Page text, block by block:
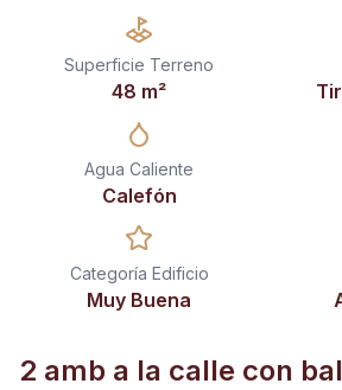
Superficie Terreno
48 m²
Agua Caliente
Calefón
Categoría Edificio
Muy Buena
2 amb a la calle con